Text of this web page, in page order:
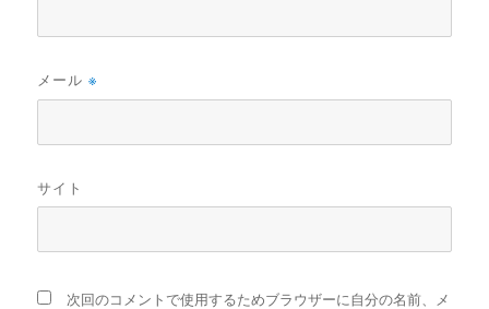
メール※
サイト
次回のコメントで使用するためブラウザーに自分の名前、メ